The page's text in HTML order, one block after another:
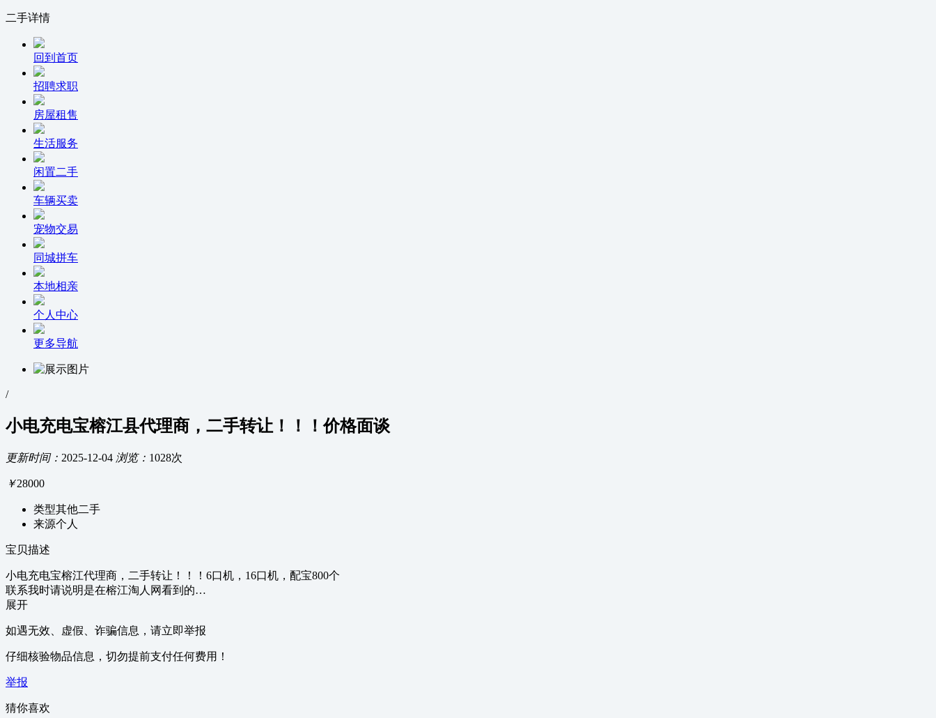
二手详情
回到首页
招聘求职
房屋租售
生活服务
闲置二手
车辆买卖
宠物交易
同城拼车
本地相亲
个人中心
更多导航
/
小电充电宝榕江县代理商，二手转让！！！价格面谈
更新时间： 2025-12-04 浏览： 1028次
￥28000
类型其他二手
来源个人
宝贝描述
小电充电宝榕江代理商，二手转让！！！6口机，16口机，配宝800个
联系我时请说明是在榕江淘人网看到的…
展开
如遇无效、虚假、诈骗信息，请立即举报
仔细核验物品信息，切勿提前支付任何费用！
举报
猜你喜欢